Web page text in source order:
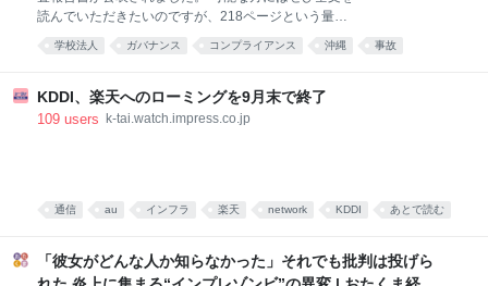
読んでいただきたいのですが、218ページという量
と、記号化された人名のため、実際に読もうとする
と、皆様苦労されるかと思います。 今回の記事から、
回に分ける予定で、1回目は、報道各社を通じたコメ
ントでも触れた「責任」についてです。 この調査は、
た計画を策定し、実施する義務。 ・生徒と保護者への
この報告書の冒頭には、こう書かれています。 本調査
は、学校法人同志社及び同志社国際高校の役員及び教
学校法人 ガバナンス コンプライアンス 沖縄 事故
KDDI、楽天へのローミングを9月末で終了
109 users k-tai.watch.impress.co.jp
通信 au インフラ 楽天 network KDDI あとで読む
「彼女がどんな人か知らなかった」それでも批判は投げら